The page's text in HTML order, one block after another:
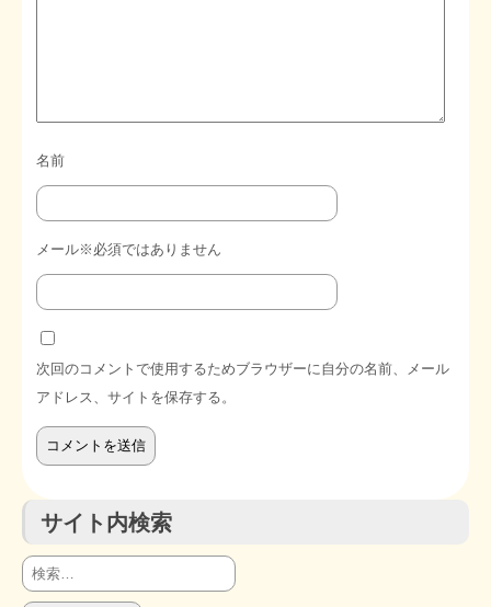
名前
メール※必須ではありません
次回のコメントで使用するためブラウザーに自分の名前、メール
アドレス、サイトを保存する。
サイト内検索
検
索: